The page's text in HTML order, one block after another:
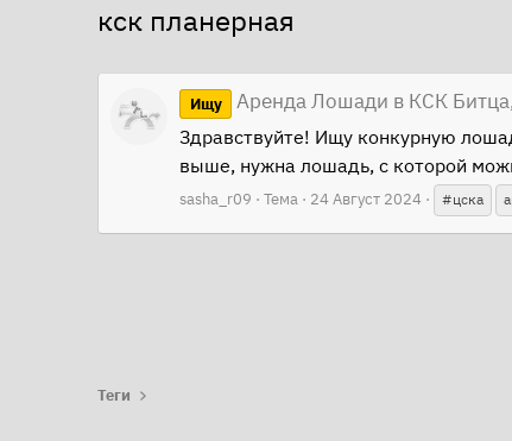
кск планерная
Ищу Аренда Лошади в КСК
Здравствуйте! Ищу конкурную
выше, нужна лошадь, с которой
sasha_r09 Тема 24 Август 2024 #цска
Теги